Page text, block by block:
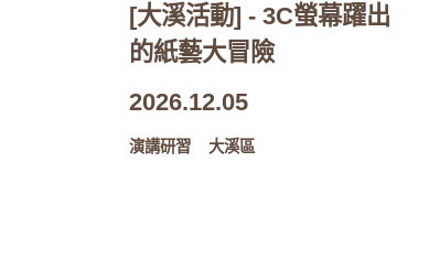
[大溪活動] - 3C螢幕躍出
的紙藝大冒險
2026.12.05
演講研習 大溪區